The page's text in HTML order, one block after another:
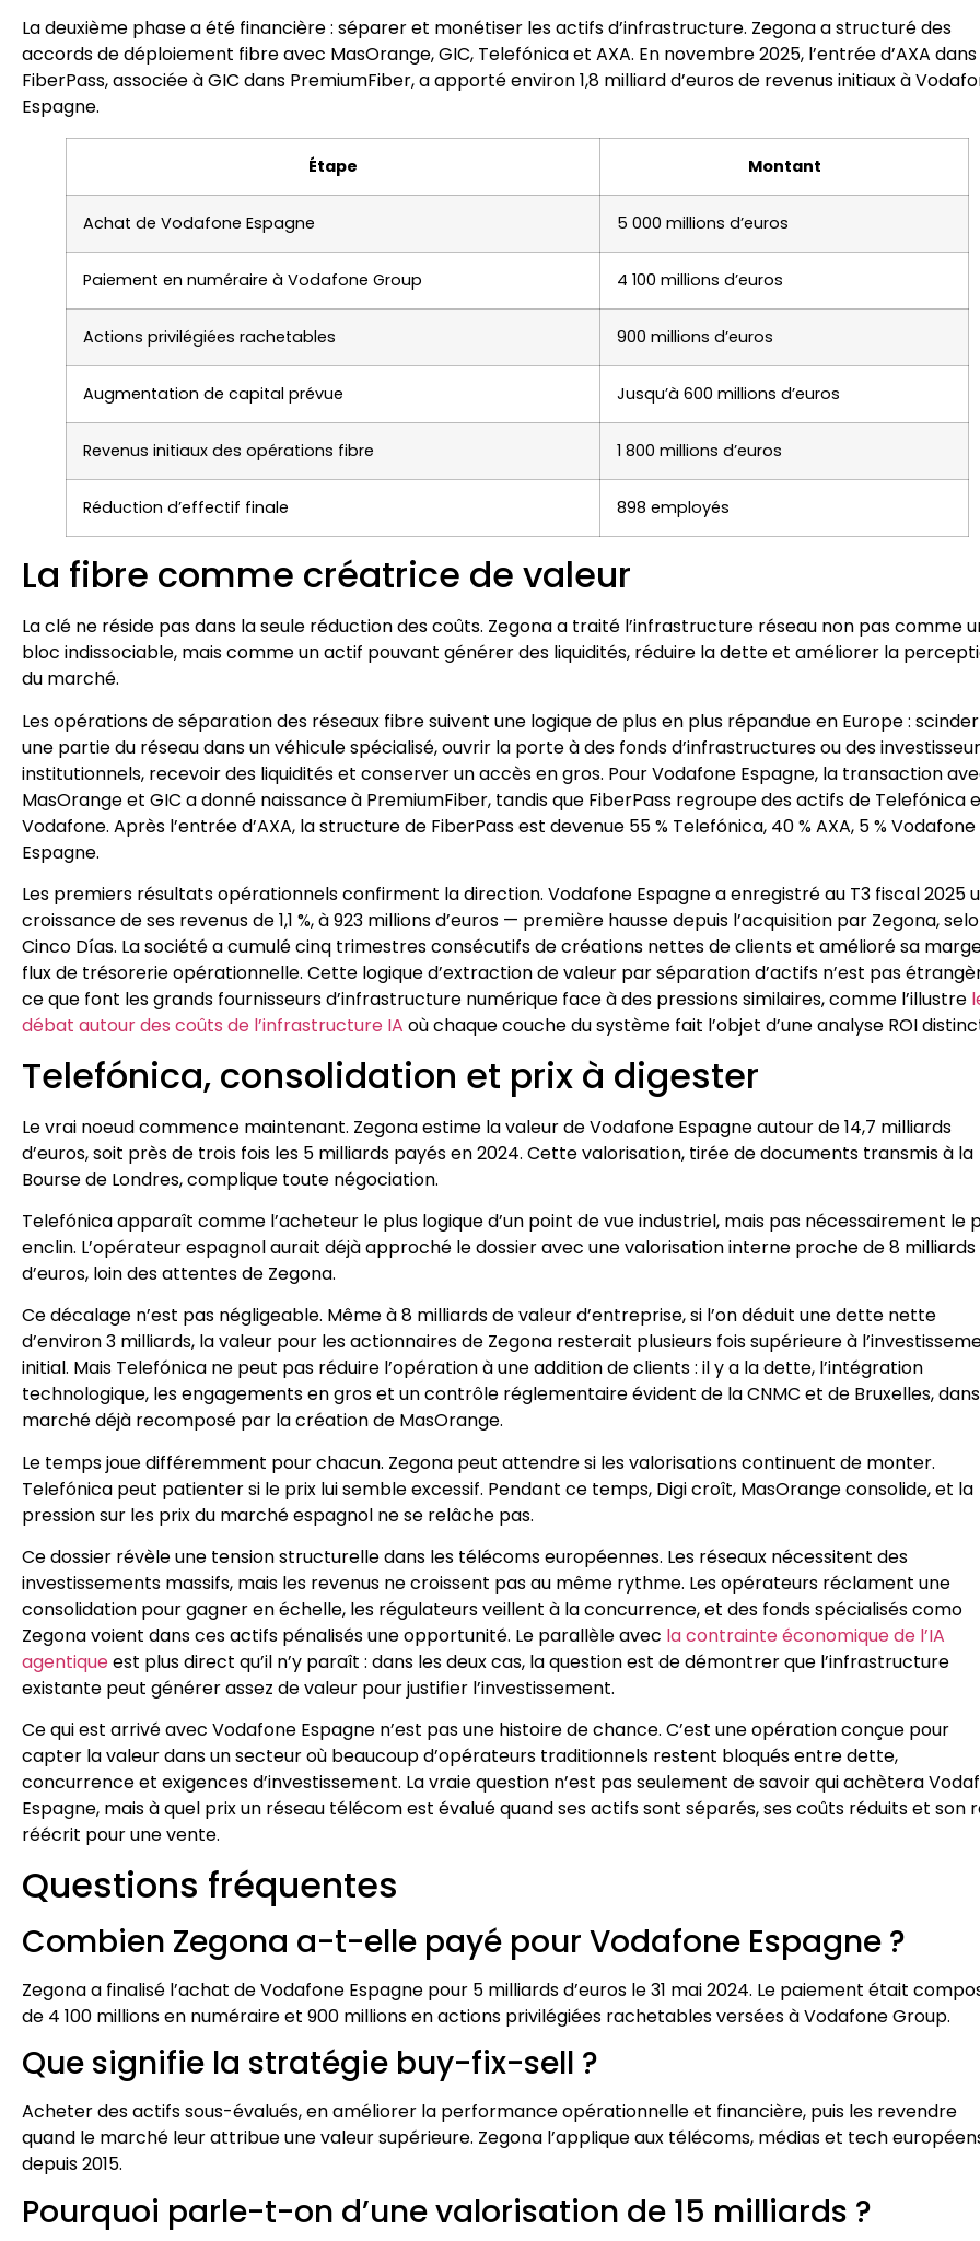
La deuxième phase a été financière : séparer et monétiser les actifs d’infrastructure. Zegona a structuré des
accords de déploiement fibre avec MasOrange, GIC, Telefónica et AXA. En novembre 2025, l’entrée d’AXA dans
FiberPass, associée à GIC dans PremiumFiber, a apporté environ 1,8 milliard d’euros de revenus initiaux à
Espagne.
Étape Montant
Achat de Vodafone Espagne 5 000 millions d’euros
Paiement en numéraire à Vodafone Group 4 100 millions d’euros
Actions privilégiées rachetables 900 millions d’euros
Augmentation de capital prévue Jusqu’à 600 millions d’euros
Revenus initiaux des opérations fibre 1 800 millions d’euros
Réduction d’effectif finale 898 employés
La fibre comme créatrice de valeur
La clé ne réside pas dans la seule réduction des coûts. Zegona a traité l’infrastructure réseau non pas comme
bloc indissociable, mais comme un actif pouvant générer des liquidités, réduire la dette et améliorer la
du marché.
Les opérations de séparation des réseaux fibre suivent une logique de plus en plus répandue en Europe : scinder
une partie du réseau dans un véhicule spécialisé, ouvrir la porte à des fonds d’infrastructures ou des
institutionnels, recevoir des liquidités et conserver un accès en gros. Pour Vodafone Espagne, la transaction
MasOrange et GIC a donné naissance à PremiumFiber, tandis que FiberPass regroupe des actifs de Telefónica
Vodafone. Après l’entrée d’AXA, la structure de FiberPass est devenue 55 % Telefónica, 40 % AXA, 5 % Vodafone
Espagne.
Les premiers résultats opérationnels confirment la direction. Vodafone Espagne a enregistré au T3 fiscal 2025
croissance de ses revenus de 1,1 %, à 923 millions d’euros — première hausse depuis l’acquisition par Zegona,
Cinco Días. La société a cumulé cinq trimestres consécutifs de créations nettes de clients et amélioré sa
flux de trésorerie opérationnelle. Cette logique d’extraction de valeur par séparation d’actifs n’est pas
ce que font les grands fournisseurs d’infrastructure numérique face à des pressions similaires, comme l’illustre
débat autour des coûts de l’infrastructure IA où chaque couche du système fait l’objet d’une analyse ROI
Telefónica, consolidation et prix à digester
Le vrai noeud commence maintenant. Zegona estime la valeur de Vodafone Espagne autour de 14,7 milliards
d’euros, soit près de trois fois les 5 milliards payés en 2024. Cette valorisation, tirée de documents transmis à la
Bourse de Londres, complique toute négociation.
Telefónica apparaît comme l’acheteur le plus logique d’un point de vue industriel, mais pas nécessairement le
enclin. L’opérateur espagnol aurait déjà approché le dossier avec une valorisation interne proche de 8 milliards
d’euros, loin des attentes de Zegona.
Ce décalage n’est pas négligeable. Même à 8 milliards de valeur d’entreprise, si l’on déduit une dette nette
d’environ 3 milliards, la valeur pour les actionnaires de Zegona resterait plusieurs fois supérieure à
initial. Mais Telefónica ne peut pas réduire l’opération à une addition de clients : il y a la dette, l’intégration
technologique, les engagements en gros et un contrôle réglementaire évident de la CNMC et de Bruxelles,
marché déjà recomposé par la création de MasOrange.
Le temps joue différemment pour chacun. Zegona peut attendre si les valorisations continuent de monter.
Telefónica peut patienter si le prix lui semble excessif. Pendant ce temps, Digi croît, MasOrange consolide, et la
pression sur les prix du marché espagnol ne se relâche pas.
Ce dossier révèle une tension structurelle dans les télécoms européennes. Les réseaux nécessitent des
investissements massifs, mais les revenus ne croissent pas au même rythme. Les opérateurs réclament une
consolidation pour gagner en échelle, les régulateurs veillent à la concurrence, et des fonds spécialisés como
Zegona voient dans ces actifs pénalisés une opportunité. Le parallèle avec la contrainte économique de l’IA
agentiqueest plus direct qu’il n’y paraît : dans les deux cas, la question est de démontrer que l’infrastructure
existante peut générer assez de valeur pour justifier l’investissement.
Ce qui est arrivé avec Vodafone Espagne n’est pas une histoire de chance. C’est une opération conçue pour
capter la valeur dans un secteur où beaucoup d’opérateurs traditionnels restent bloqués entre dette,
concurrence et exigences d’investissement. La vraie question n’est pas seulement de savoir qui achètera
Espagne, mais à quel prix un réseau télécom est évalué quand ses actifs sont séparés, ses coûts réduits et son
réécrit pour une vente.
Questions fréquentes
Combien Zegona a-t-elle payé pour Vodafone Espagne ?
Zegona a finalisé l’achat de Vodafone Espagne pour 5 milliards d’euros le 31 mai 2024. Le paiement était
de 4 100 millions en numéraire et 900 millions en actions privilégiées rachetables versées à Vodafone Group.
Que signifie la stratégie buy-fix-sell ?
Acheter des actifs sous-évalués, en améliorer la performance opérationnelle et financière, puis les revendre
quand le marché leur attribue une valeur supérieure. Zegona l’applique aux télécoms, médias et tech
depuis 2015.
Pourquoi parle-t-on d’une valorisation de 15 milliards ?